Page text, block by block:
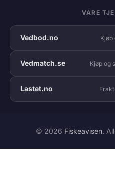
VÅRE
Vedbod.no Kjøp
Vedmatch.se Kjøp og
Lastet.no
© 2026 Fiskeavisen.